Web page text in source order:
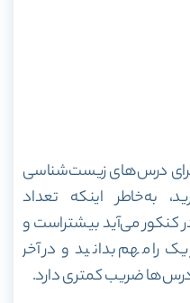
برای درس‌های زیست‌شناسی
به‌خاطر اینکه تعداد
کنکور می‌آید بیشتراست و
را مهم بدانید و در آخر
ضریب کمتری دارد.